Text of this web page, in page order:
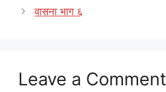
वासना भाग ६
Leave a Comment